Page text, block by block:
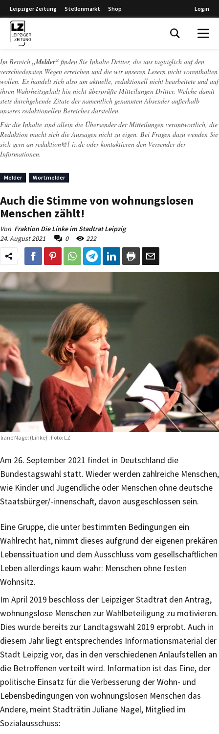
Leipziger Zeitung Stellenmarkt Shop Login
Im Bereich „Melder“ finden Sie Inhalte Dritter, die uns tagtäglich auf den
verschiedensten Wegen erreichen und die wir unseren Lesern nicht vorenthalten
wollen. Es handelt sich also um aktuelle, redaktionell nicht bearbeitete und auf
ihren Wahrheitsgehalt hin nicht überprüfte Mitteilungen Dritter. Welche damit
stets durchgehende Zitate der namentlich genannten Absender außerhalb
unseres redaktionellen Bereiches darstellen.
Für die Inhalte sind allein die Übersender der Mitteilungen verantwortlich, die
Redaktion macht sich die Aussagen nicht zu eigen. Bei Fragen dazu wenden Sie
sich gern an redaktion@l-iz.de oder kontaktieren den Versender der
Informationen.
Melder Wortmelder
Auch die Stimme von wohnungslosen
Menschen zählt!
Von Fraktion Die Linke im Stadtrat Leipzig
24. August 2021
0 222
Nagel (Linke) . Foto: LZ
Am 26. September 2021 findet in Deutschland die
Bundestagswahl statt. Wieder werden zahlreiche Menschen,
wie Kinder und Jugendliche oder Menschen ohne deutsche
Staatsbürger/-innenschaft, davon ausgeschlossen sein.
Eine Gruppe, die unter bestimmten Bedingungen ein
Wahlrecht hat, nimmt dieses aufgrund der eigenen prekären
Lebenssituation und dem Ausschluss vom gesellschaftlichen
Leben allerdings kaum wahr: Menschen ohne festen
Wohnsitz.
Im April 2019 beschloss der Leipziger Stadtrat den Antrag,
wohnungslose Menschen zur Wahlbeteiligung zu motivieren.
Dies wurde bereits zur Landtagswahl 2019 erprobt. Auch in
diesem Jahr liegt entsprechendes Informationsmaterial der
Stadt Leipzig vor, das in den verschiedenen Anlaufstellen an
die Betroffenen verteilt wird. Information ist das Eine, der
politische Einsatz für die Verbesserung der Wohn­- und
Lebensbedingungen von wohnungslosen Menschen das
Andere, meint Stadträtin Juliane Nagel, Mitglied im
Sozialausschuss: